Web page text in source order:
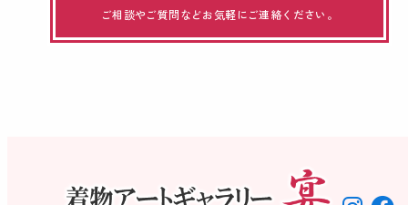
ご相談やご質問などお気軽にご連絡ください。